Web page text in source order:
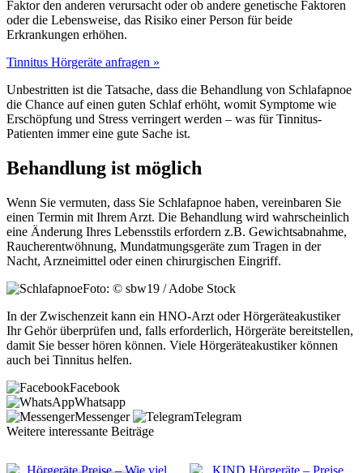
Faktor den anderen verursacht oder ob andere genetische Faktoren
oder die Lebensweise, das Risiko einer Person für beide
Erkrankungen erhöhen.
Tinnitus Hörgeräte anfragen »
Unbestritten ist die Tatsache, dass die Behandlung von Schlafapnoe
die Chance auf einen guten Schlaf erhöht, womit Symptome wie
Erschöpfung und Stress verringert werden – was für Tinnitus-
Patienten immer eine gute Sache ist.
Behandlung ist möglich
Wenn Sie vermuten, dass Sie Schlafapnoe haben, vereinbaren Sie
einen Termin mit Ihrem Arzt. Die Behandlung wird wahrscheinlich
eine Änderung Ihres Lebensstils erfordern z.B. Gewichtsabnahme,
Raucherentwöhnung, Mundatmungsgeräte zum Tragen in der
Nacht, Arzneimittel oder einen chirurgischen Eingriff.
Foto: © sbw19 / Adobe Stock
In der Zwischenzeit kann ein HNO-Arzt oder Hörgeräteakustiker
Ihr Gehör überprüfen und, falls erforderlich, Hörgeräte bereitstellen,
damit Sie besser hören können. Viele Hörgeräteakustiker können
auch bei Tinnitus helfen.
Facebook
Whatsapp
Messenger
Telegram
Weitere interessante Beiträge